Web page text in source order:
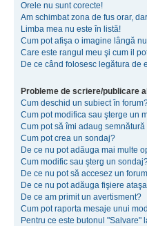
Orele nu sunt corecte!
Am schimbat zona de fus orar,
Limba mea nu este în listă!
Cum pot afişa o imagine lângă
Care este rangul meu şi cum il
De ce când folosesc legătura de
Probleme de scriere/publicare
Cum deschid un subiect în
Cum pot modifica sau şterge un
Cum pot să îmi adaug
Cum pot crea un sondaj?
De ce nu pot adăuga mai multe
Cum modific sau şterg un
De ce nu pot să accesez un
De ce nu pot adăuga fişiere
De ce am primit un avertisment?
Cum pot raporta mesaje unui
Pentru ce este butonul "Salvare"